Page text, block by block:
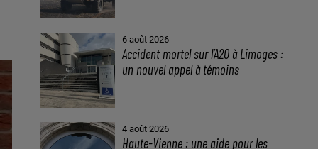
6 août 2026
Accident mortel sur l’A20 à Limoges :
un nouvel appel à témoins
4 août 2026
Haute-Vienne : une aide pour les